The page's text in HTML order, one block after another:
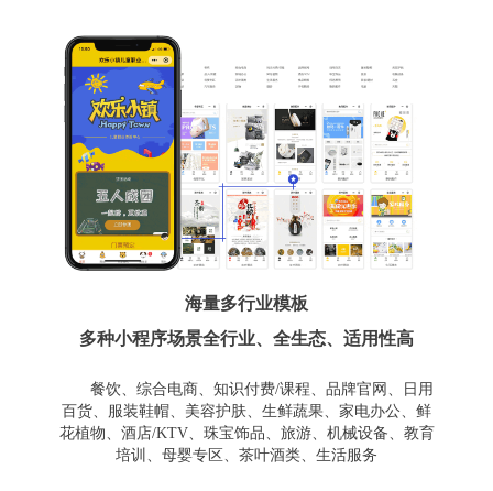
海量多行业模板
多种小程序场景全行业、全生态、适用性高
餐饮、综合电商、知识付费/课程、品牌官网、日用
百货、服装鞋帽、美容护肤、生鲜蔬果、家电办公、鲜
花植物、酒店/KTV、珠宝饰品、旅游、机械设备、教育
培训、母婴专区、茶叶酒类、生活服务